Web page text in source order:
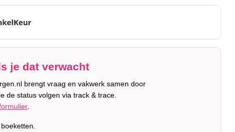
je dat verwacht
brengt vraag en vakwerk samen door
de status volgen via track & trace.
.